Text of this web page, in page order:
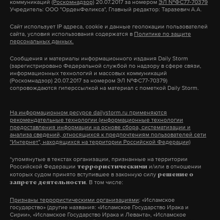
Макс Telegram
Дзен VK
#дрон # крым #минобороны рф #черное море
#украина
коммуникаций (Роскомнадзор) 20.07.2017 за номером ЭЛ №ФС77-70379
Учредитель: ООО "ОрденФеликса", Главный редактор: Таразевич А.А.
Сайт использует IP адреса, cookie и данные геолокации пользователей
сайта, условия использования содержатся в Политике по защите
персональных данных.
Сообщения и материалы информационного издания Daily Storm
(зарегистрировано Федеральной службой по надзору в сфере связи,
информационных технологий и массовых коммуникаций
(Роскомнадзор) 20.07.2017 за номером ЭЛ №ФС77-70379)
сопровождаются гиперссылкой на материал с пометкой Daily Storm.
На информационном ресурсе dailystorm.ru применяются
рекомендательные технологии (информационные технологии
предоставления информации на основе сбора, систематизации и
анализа сведений, относящихся к предпочтениям пользователей сети
"Интернет", находящихся на территории Российской Федерации)
*упомянутые в текстах организации, признанные на территории
Российской Федерации террористическими и/или в отношении
которых судом принято вступившее в законную силу решение о
запрете деятельности. В том числе:
Признаны террористическими организациями: «Исламское
государство» (другие названия: «Исламское Государство Ирака и
Сирии», «Исламское Государство Ирака и Леванта», «Исламское